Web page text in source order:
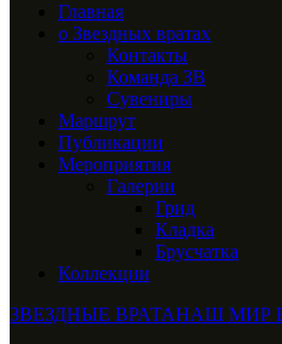
Главная
о Звездных вратах
Контакты
Команда ЗВ
Сувениры
Маршрут
Публикации
Мероприятия
Галерии
Грид
Кладка
Брусчатка
Коллекции
ЗВЕЗДНЫЕ ВРАТАНАШ МИР